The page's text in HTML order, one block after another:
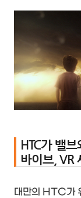
HTC가 밸
바이브, VR
대만의 HTC가